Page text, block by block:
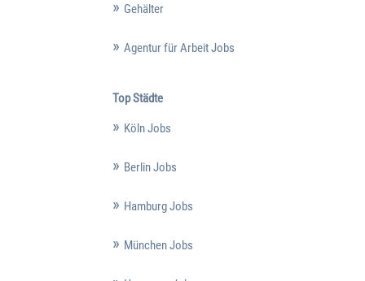
Gehälter
Agentur für Arbeit Jobs
Top Städte
Köln Jobs
Berlin Jobs
Hamburg Jobs
München Jobs